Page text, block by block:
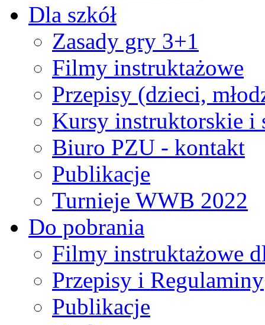
Dla szkół
Zasady gry 3+1
Filmy instruktażowe
Przepisy (dzieci,
Kursy instruktorskie i
Biuro PZU - kontakt
Publikacje
Turnieje WWB 2022
Do pobrania
Filmy instruktażowe
Przepisy i Regulaminy
Publikacje